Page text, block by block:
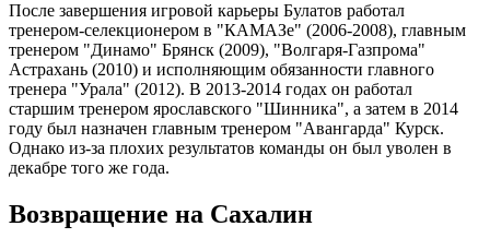
После завершения игровой карьеры Булатов работал
тренером-селекционером в "КАМАЗе" (2006-2008), главным
тренером "Динамо" Брянск (2009), "Волгаря-Газпрома"
Астрахань (2010) и исполняющим обязанности главного
тренера "Урала" (2012). В 2013-2014 годах он работал
старшим тренером ярославского "Шинника", а затем в 2014
году был назначен главным тренером "Авангарда" Курск.
Однако из-за плохих результатов команды он был уволен в
декабре того же года.
Возвращение на Сахалин